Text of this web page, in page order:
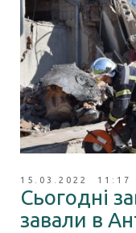
15.03.2022 11:17
Сьогодні
завали в